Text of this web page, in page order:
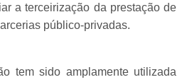
a terceirização da prestação de
público-privadas.
tem sido amplamente utilizada